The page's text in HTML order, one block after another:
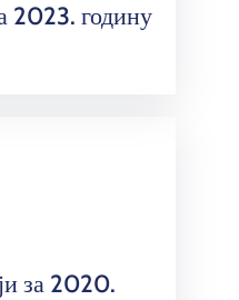
2023. годину
за 2020.